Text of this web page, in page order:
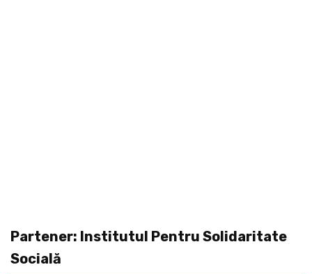
Partener: Institutul Pentru Solidaritate
Socială